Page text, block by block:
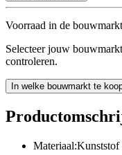
Voorraad in de bouwmarkt
Selecteer jouw
controleren.
In welke bouwmarkt te
Materiaal:Kunststof